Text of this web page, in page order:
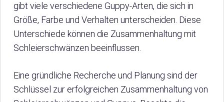
gibt viele verschiedene Guppy-Arten, die sich in
Größe, Farbe und Verhalten unterscheiden. Diese
Unterschiede können die Zusammenhaltung mit
Schleierschwänzen beeinflussen.
Eine gründliche Recherche und Planung sind der
Schlüssel zur erfolgreichen Zusammenhaltung von